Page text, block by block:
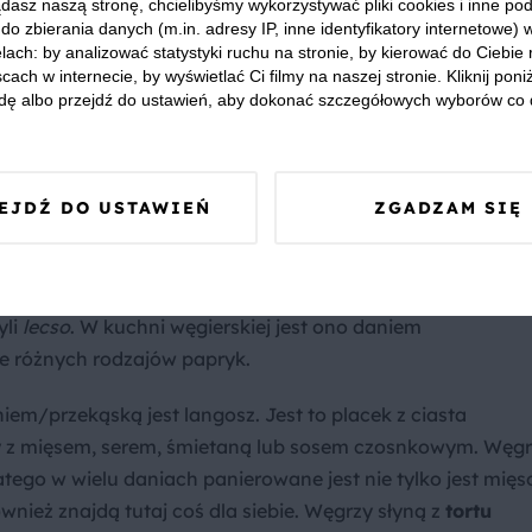
jest gulasz (pörklöt) z dużą ilością papryki
wołowinę.Węgierskie gulasze często przygotowywane
goluszki - mączne kluseczki. Równie często
wołowiny oraz słodkiej papryki
przygotowują ją na wiele sposobów. W przepiśnikach
zupy (
mięsem (
lecso. W kuchni węgierskiej jest ono daniem
różnych rodzajów papryk.
przekąską jest langosz. Jest to placek z ciasta
mięsem, serem, śmietaną lub sosem czosnkowym.
w wielu daniach panierowane jest nie tylko jest
znajdą tutaj coś dla siebie. Węgrzy słyną z tortu
naszą stronę, chcielibyśmy wykorzystywać pliki cookies i inne
zbierania danych (m.in. adresy IP, inne identyfikatory internetowe)
by analizować statystyki ruchu na stronie, by kierować do Ciebie
w internecie, by wyświetlać Ci filmy na naszej stronie. Kliknij
albo przejdź do ustawień, aby dokonać szczegółowych wyborów co
DO USTAWIEŃ ZGADZAM SIĘ